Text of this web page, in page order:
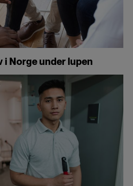
i Norge under lupen